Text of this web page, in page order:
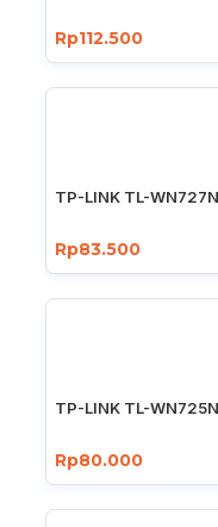
Rp112.500
TP-LINK TL-
Rp83.500
TP-LINK TL-
Rp80.000